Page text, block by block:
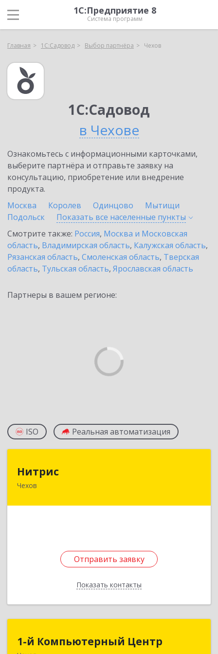
1С:Предприятие 8
Система программ
Главная 1С:Садовод Выбор партнёра Чехов
1С:Садовод
в Чехове
Ознакомьтесь с информационными карточками,
выберите партнёра и отправьте заявку на
консультацию, приобретение или внедрение
продукта.
Москва
Королев Одинцово
Мытищи
Подольск
Показать все населенные пункты
Смотрите также: Россия, Москва и Московская
область, Владимирская область, Калужская область,
Рязанская область, Смоленская область, Тверская
область, Тульская область, Ярославская область
Партнеры в вашем регионе:
ISO Реальная автоматизация
Нитрис
Чехов
Отправить заявку
Показать контакты
142350, Московская обл, Чехов м.о., Столбовая
Отправить заявку
Назад
1-й Компьютерный Центр
1-й Компьютерный Центр